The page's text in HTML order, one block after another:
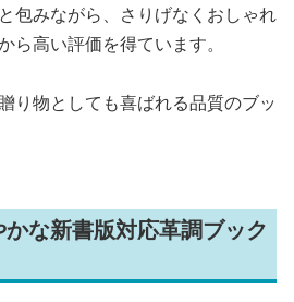
包みながら、さりげなくおしゃれ
ら高い評価を得ています。
り物としても喜ばれる品質のブッ
な新書版対応革調ブック